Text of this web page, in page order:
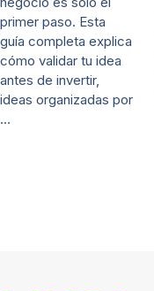
primer paso. Esta
guía completa explica
cómo validar tu idea
antes de invertir,
ideas organizadas por
…